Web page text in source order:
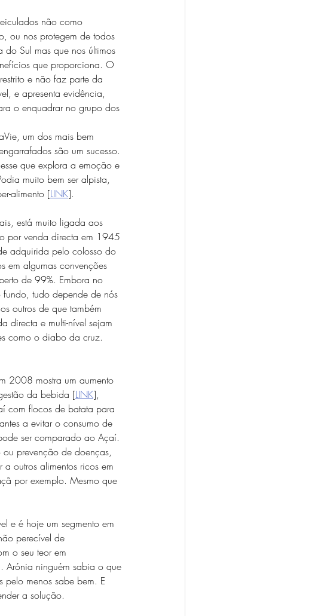
não como
ou nos protegem de todos
Sul mas que nos últimos
que proporciona. O
e não faz parte da
e apresenta evidência,
o enquadrar no grupo dos
um dos mais bem
são um sucesso.
que explora a emoção e
muito bem ser alpista,
alimento [LINK].
está muito ligada aos
por venda directa em 1945
adquirida pelo colosso do
em algumas convenções
de 99%. Embora no
tudo depende de nós
outros de que também
directa e multi-nível sejam
como o diabo da cruz.
2008 mostra um aumento
da bebida [LINK],
com flocos de batata para
a evitar o consumo de
ser comparado ao Açaí.
ou prevenção de doenças,
outros alimentos ricos em
por exemplo. Mesmo que
e é hoje um segmento em
perecível de
o seu teor em
Arónia ninguém sabia o que
menos sabe bem. E
a solução.